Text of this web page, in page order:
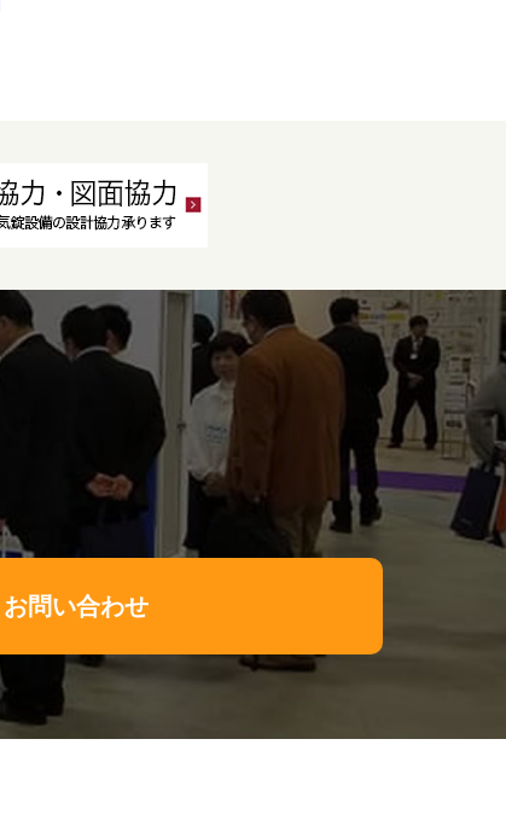
お問い合わせ